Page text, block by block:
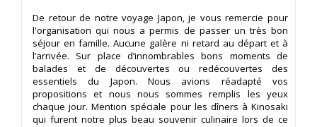
De retour de notre voyage Japon, je vous remercie pour
l'organisation qui nous a permis de passer un très bon
séjour en famille. Aucune galère ni retard au départ et à
l’arrivée. Sur place d’innombrables bons moments de
balades et de découvertes ou redécouvertes des
essentiels du Japon. Nous avions réadapté vos
propositions et nous nous sommes remplis les yeux
chaque jour. Mention spéciale pour les dîners à Kinosaki
qui furent notre plus beau souvenir culinaire lors de ce